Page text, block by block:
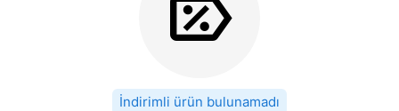
İndirimli ürün bulunamadı